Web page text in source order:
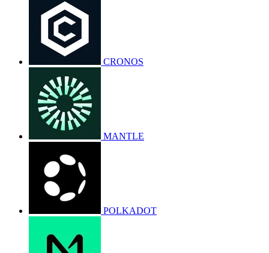
CRONOS
MANTLE
POLKADOT